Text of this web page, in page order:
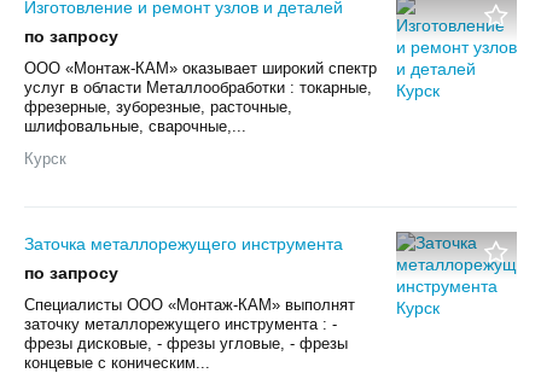
Изготовление и ремонт узлов и деталей
по запросу
ООО «Монтаж-КАМ» оказывает широкий спектр
услуг в области Металлообработки : токарные,
фрезерные, зуборезные, расточные,
шлифовальные, сварочные,...
Курск
Заточка металлорежущего инструмента
по запросу
Специалисты ООО «Монтаж-КАМ» выполнят
заточку металлорежущего инструмента : -
фрезы дисковые, - фрезы угловые, - фрезы
концевые с коническим...